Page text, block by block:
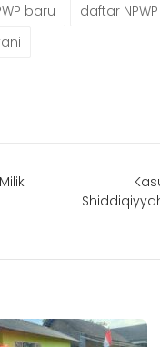
baru
daftar